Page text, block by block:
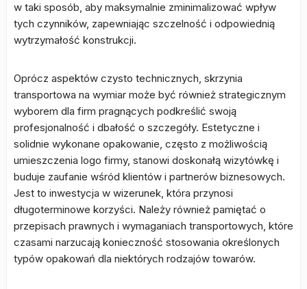
w taki sposób, aby maksymalnie zminimalizować wpływ
tych czynników, zapewniając szczelność i odpowiednią
wytrzymałość konstrukcji.
Oprócz aspektów czysto technicznych, skrzynia
transportowa na wymiar może być również strategicznym
wyborem dla firm pragnących podkreślić swoją
profesjonalność i dbałość o szczegóły. Estetyczne i
solidnie wykonane opakowanie, często z możliwością
umieszczenia logo firmy, stanowi doskonałą wizytówkę i
buduje zaufanie wśród klientów i partnerów biznesowych.
Jest to inwestycja w wizerunek, która przynosi
długoterminowe korzyści. Należy również pamiętać o
przepisach prawnych i wymaganiach transportowych, które
czasami narzucają konieczność stosowania określonych
typów opakowań dla niektórych rodzajów towarów.